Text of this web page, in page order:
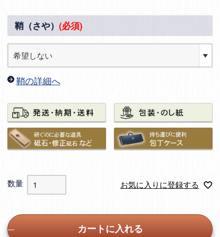
鞘（さや） (必須)
鞘の詳細へ
お気に入りに登録する
カートに入れる